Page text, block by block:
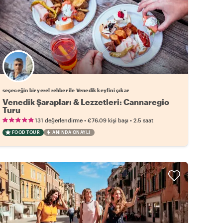
Favori yerel rehberini seç
seçeceğin bir yerel rehber ile Venedik keyfini çıkar
Venedik Şarapları & Lezzetleri: Cannaregio
Turu
131 değerlendirme• €76.09 kişi başı• 2.5 saat
FOOD TOUR ANINDA ONAYLI